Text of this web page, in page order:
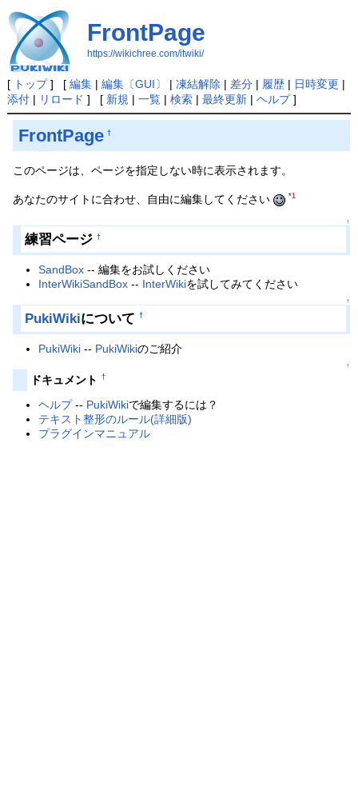
FrontPage
https://wikichree.com/itwiki/
[ トップ] [ 編集| 編集〔GUI〕 | 凍結解除 | 差分| 履歴| 日時変更 |
添付| リロード ] [ 新規 | 一覧| 検索| 最終更新| ヘルプ]
FrontPage †
このページは、ページを指定しない時に表示されます。
あなたのサイトに合わせ、自由に編集してください *1
↑
練習ページ †
SandBox -- 編集をお試しください
InterWikiSandBox -- InterWikiを試してみてください
↑
PukiWikiについて †
PukiWiki -- PukiWikiのご紹介
↑
ドキュメント †
ヘルプ-- PukiWikiで編集するには？
テキスト整形のルール(詳細版)
プラグインマニュアル